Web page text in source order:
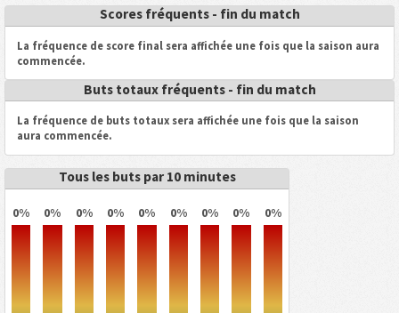
Scores fréquents - fin du match
La fréquence de score final sera affichée une fois que la saison aura
commencée.
Buts totaux fréquents - fin du match
La fréquence de buts totaux sera affichée une fois que la saison
aura commencée.
Tous les buts par 10 minutes
0% 0% 0% 0% 0% 0% 0% 0% 0%